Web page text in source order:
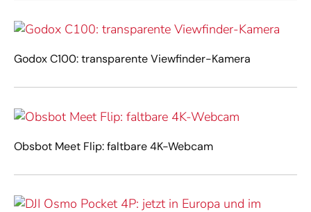
Godox C100: transparente Viewfinder-Kamera
Obsbot Meet Flip: faltbare 4K-Webcam